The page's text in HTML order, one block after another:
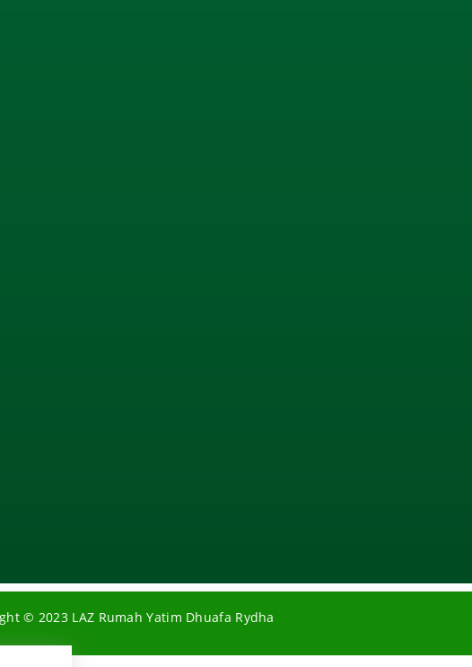
© 2023 LAZ Rumah Yatim Dhuafa Rydha